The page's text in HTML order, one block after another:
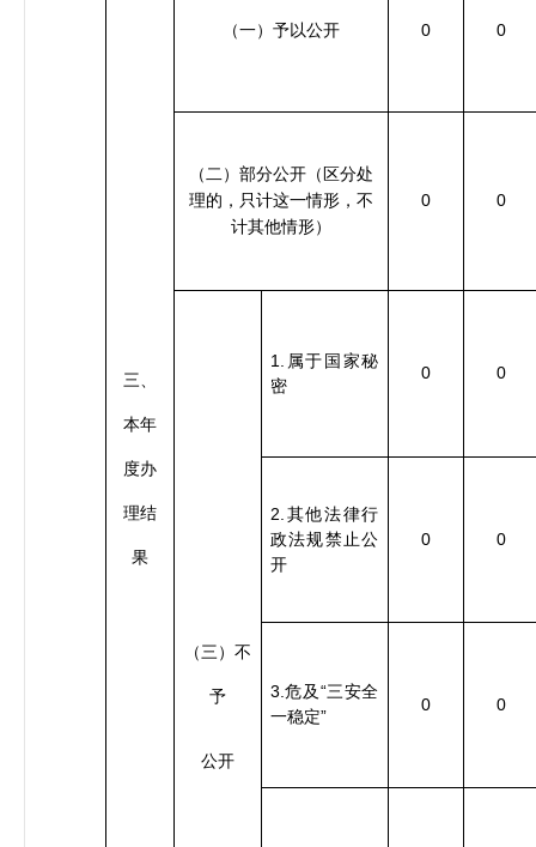
三、
本年
度办
理结
果
（一）予以公开 0 0
（二）部分公开（区分处
理的，只计这一情形，不
计其他情形）
0 0
（三）不
予
公开
1.
属于国家秘
密
0 0
2. 其他法律行
政法规禁止公
开
0 0
3. 危及 “三安全
一稳定”
0 0